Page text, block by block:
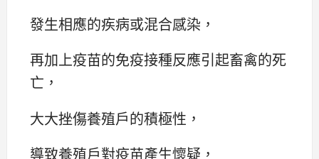
發生相應的疾病或混合感染，
再加上疫苗的免疫接種反應引起畜禽的死
亡，
大大挫傷養殖戶的積極性，
導致養殖戶對疫苗產生懷疑，